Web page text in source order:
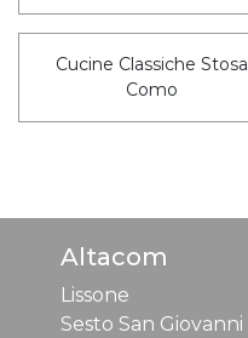
Cucine Classiche Stosa
Como
Altacom
Lissone
Sesto San Giovanni